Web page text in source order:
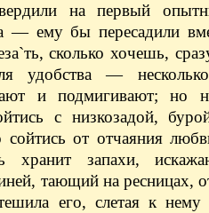
на первый
— ему бы пересадили
сколько хочешь,
удобства —
и подмигивают; но
с низкозадой,
от отчаяния
хранит запахи,
тающий на ресницах,
его, слетая к нему